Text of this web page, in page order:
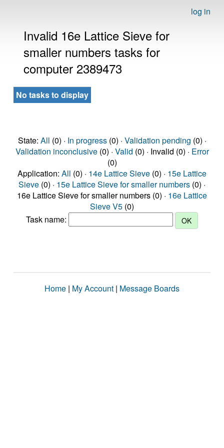
log in
Invalid 16e Lattice Sieve for
smaller numbers tasks for
computer 2389473
No tasks to display
State: All (0) · In progress(0) · Validation pending (0) ·
Validation inconclusive(0) · Valid (0) · Invalid (0) · Error
(0)
Application: All (0) · 14e Lattice Sieve (0) · 15e Lattice
Sieve (0) · 15e Lattice Sieve for smaller numbers (0) ·
16e Lattice Sieve for smaller numbers (0) · 16e Lattice
Sieve V5 (0)
Task name:
Home | My Account | Message Boards